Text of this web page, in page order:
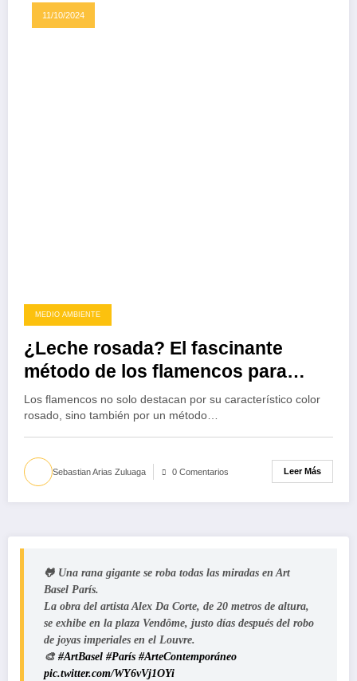
11/10/2024
MEDIO AMBIENTE
¿Leche rosada? El fascinante
método de los flamencos para
nutrir a sus polluelos
Los flamencos no solo destacan por su característico color
rosado, sino también por un método…
Sebastian Arias Zuluaga 0 Comentarios Leer Más
🐸 Una rana gigante se roba todas las miradas en Art
Basel París.
La obra del artista Alex Da Corte, de 20 metros de altura,
se exhibe en la plaza Vendôme, justo días después del robo
de joyas imperiales en el Louvre.
🎨 #ArtBasel #París #ArteContemporáneo
pic.twitter.com/WY6vVj1OYi